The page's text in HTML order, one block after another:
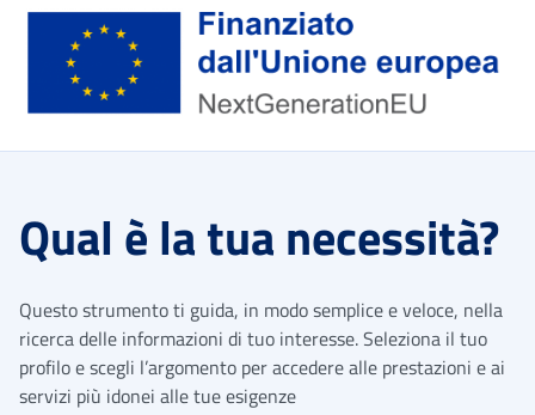
Qual è la tua necessità?
Questo strumento ti guida, in modo semplice e veloce, nella
ricerca delle informazioni di tuo interesse. Seleziona il tuo
profilo e scegli l’argomento per accedere alle prestazioni e ai
servizi più idonei alle tue esigenze